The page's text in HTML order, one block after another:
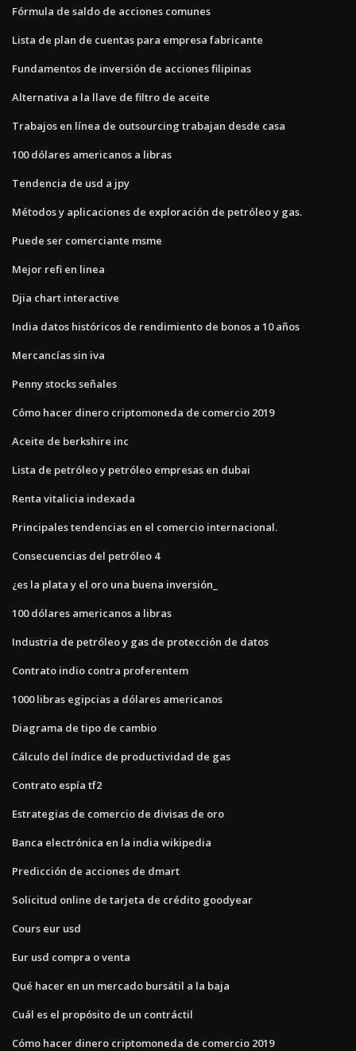
Fórmula de saldo de acciones comunes
Lista de plan de cuentas para empresa fabricante
Fundamentos de inversión de acciones filipinas
Alternativa a la llave de filtro de aceite
Trabajos en línea de outsourcing trabajan desde casa
100 dólares americanos a libras
Tendencia de usd a jpy
Métodos y aplicaciones de exploración de petróleo y gas.
Puede ser comerciante msme
Mejor refi en linea
Djia chart interactive
India datos históricos de rendimiento de bonos a 10 años
Mercancías sin iva
Penny stocks señales
Cómo hacer dinero criptomoneda de comercio 2019
Aceite de berkshire inc
Lista de petróleo y petróleo empresas en dubai
Renta vitalicia indexada
Principales tendencias en el comercio internacional.
Consecuencias del petróleo 4
¿es la plata y el oro una buena inversión_
100 dólares americanos a libras
Industria de petróleo y gas de protección de datos
Contrato indio contra proferentem
1000 libras egipcias a dólares americanos
Diagrama de tipo de cambio
Cálculo del índice de productividad de gas
Contrato espía tf2
Estrategias de comercio de divisas de oro
Banca electrónica en la india wikipedia
Predicción de acciones de dmart
Solicitud online de tarjeta de crédito goodyear
Cours eur usd
Eur usd compra o venta
Qué hacer en un mercado bursátil a la baja
Cuál es el propósito de un contráctil
Cómo hacer dinero criptomoneda de comercio 2019